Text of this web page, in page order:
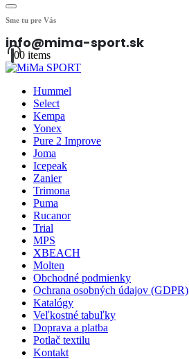
Sme tu pre Vás
info@mima-sport.sk
00 items
Hummel
Select
Kempa
Yonex
Pure 2 Improve
Joma
Icepeak
Zanier
Trimona
Puma
Rucanor
Trial
MPS
XBEACH
Molten
Obchodné podmienky
Ochrana osobných údajov (GDPR)
Katalógy
Veľkostné tabuľky
Doprava a platba
Potlač textilu
Kontakt